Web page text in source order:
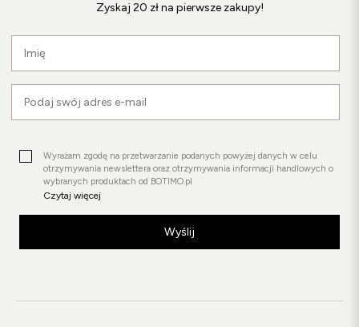
Zyskaj 20 zł na pierwsze zakupy!
Wyrażam zgodę na przetwarzanie podanych powyżej danych w celu
otrzymywania newslettera oraz otrzymywania informacji handlowych o
wybranych produktach od BOTIMO.pl
Czytaj więcej
Wyślij